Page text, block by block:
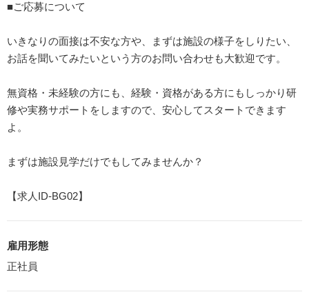
■ご応募について
いきなりの面接は不安な方や、まずは施設の様子をしりたい、
お話を聞いてみたいという方のお問い合わせも大歓迎です。
無資格・未経験の方にも、経験・資格がある方にもしっかり研
修や実務サポートをしますので、安心してスタートできます
よ。
まずは施設見学だけでもしてみませんか？
【求人ID-BG02】
雇用形態
正社員